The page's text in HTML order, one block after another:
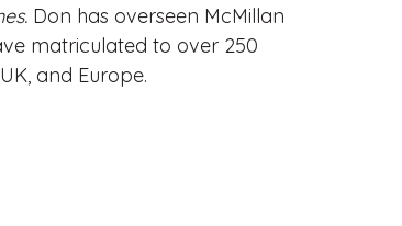
Don has overseen McMillan
matriculated to over 250
and Europe.